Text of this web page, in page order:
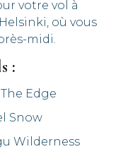
votre vol à
où vous
midi.
:
Edge
Snow
Wilderness